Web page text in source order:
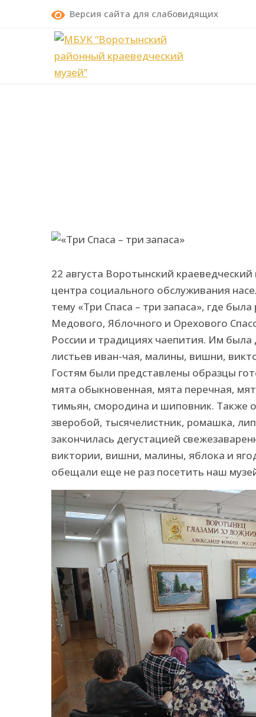
Версия сайта для слабовидящих
22 августа Воротынский
центра социального обслуживания
тему «Три Спаса – три запаса», где
Медового, Яблочного и Орехового
России и традициях чаепития. Им
листьев иван-чая, малины, вишни,
Гостям были представлены образцы
мята обыкновенная, мята перечная,
тимьян, смородина и шиповник. Также
зверобой, тысячелистник, ромашка,
закончилась дегустацией
виктории, вишни, малины, яблока и
обещали еще не раз посетить наш